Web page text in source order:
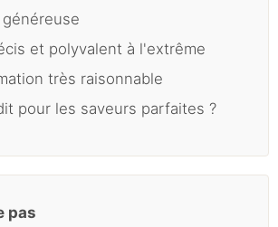
et polyvalent à l'extrême
très raisonnable
pour les saveurs parfaites ?
pas